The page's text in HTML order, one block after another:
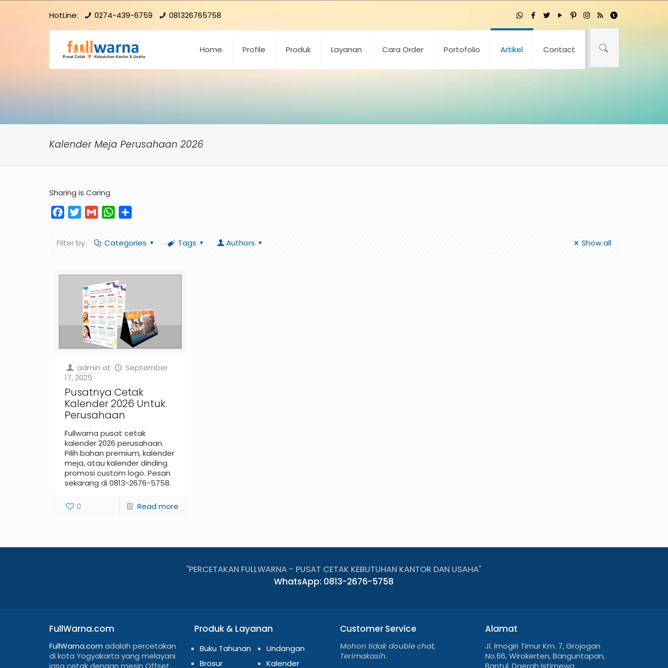
HotLine: 0274-439-6759 081326765758
Home Profile Produk Layanan Cara Order Portofolio Artikel Contact
Kalender Meja Perusahaan 2026
Sharing is Caring
FacebookTwitterGmail WhatsApp
Filter by Categories Tags Authors Show all
admin at
September
17, 2025
Pusatnya Cetak
Kalender 2026 Untuk
Perusahaan
Fullwarna pusat cetak
kalender 2026 perusahaan.
Pilih bahan premium, kalender
meja, atau kalender dinding
promosi custom logo. Pesan
sekarang di 0813-2676-5758.
0 Read more
"PERCETAKAN FULLWARNA - PUSAT CETAK KEBUTUHAN KANTOR DAN USAHA"
WhatsApp: 0813-2676-5758
FullWarna.com
FullWarna.com adalah percetakan
di kota Yogyakarta yang melayani
jasa cetak dengan mesin Offset,
Produk & Layanan
Buku Tahunan
Brosur
Undangan
Kalender
Customer Service
Mohon tidak double chat,
Terimakasih.
Alamat
Jl. Imogiri Timur Km. 7, Grojogan
No.66, Wirokerten, Banguntapan,
Bantul, Daerah Istimewa